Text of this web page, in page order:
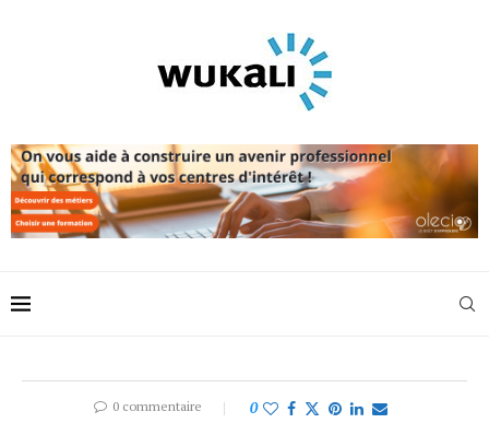
0 commentaire 0